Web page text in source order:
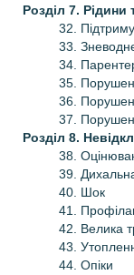
Розділ 7. Рідини
32.
33.
34.
35.
36.
37.
Розділ 8.
38.
39.
40. Шок
41.
42. Велика
43.
44. Опіки